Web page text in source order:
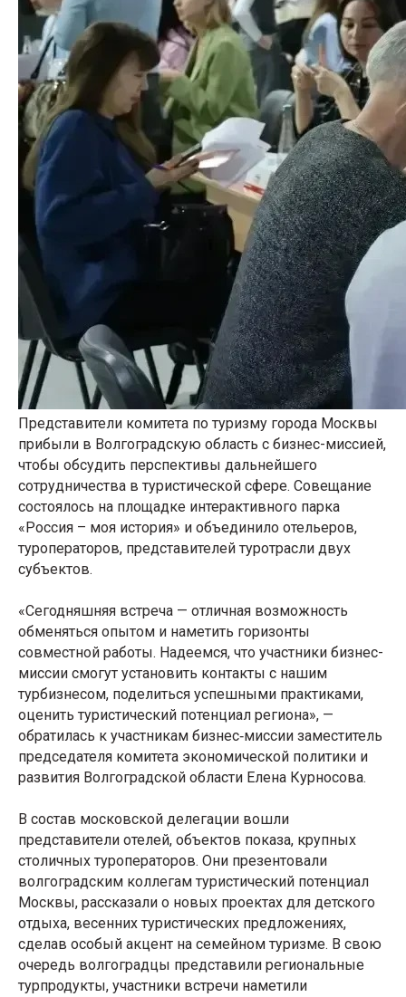
Представители комитета по туризму города Москвы
прибыли в Волгоградскую область с бизнес-миссией,
чтобы обсудить перспективы дальнейшего
сотрудничества в туристической сфере. Совещание
состоялось на площадке интерактивного парка
«Россия – моя история» и объединило отельеров,
туроператоров, представителей туротрасли двух
субъектов.
«Сегодняшняя встреча — отличная возможность
обменяться опытом и наметить горизонты
совместной работы. Надеемся, что участники бизнес-
миссии смогут установить контакты с нашим
турбизнесом, поделиться успешными практиками,
оценить туристический потенциал региона», —
обратилась к участникам бизнес‑миссии заместитель
председателя комитета экономической политики и
развития Волгоградской области Елена Курносова.
В состав московской делегации вошли
представители отелей, объектов показа, крупных
столичных туроператоров. Они презентовали
волгоградским коллегам туристический потенциал
Москвы, рассказали о новых проектах для детского
отдыха, весенних туристических предложениях,
сделав особый акцент на семейном туризме. В свою
очередь волгоградцы представили региональные
турпродукты, участники встречи наметили